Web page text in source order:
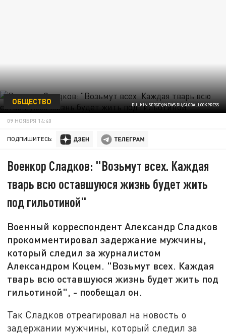
BULKIN SERGEY/NEWS.RU/GLOBALLOOKPRESS
ОБЩЕСТВО
09 НОЯБРЯ 14:40
ПОДПИШИТЕСЬ:
Военкор Сладков: "Возьмут всех. Каждая
тварь всю оставшуюся жизнь будет жить
под гильотиной"
Военный корреспондент Александр Сладков
прокомментировал задержание мужчины,
который следил за журналистом
Александром Коцем. "Возьмут всех. Каждая
тварь всю оставшуюся жизнь будет жить под
гильотиной", - пообещал он.
Так Сладков отреагировал на новость о
задержании мужчины, который следил за